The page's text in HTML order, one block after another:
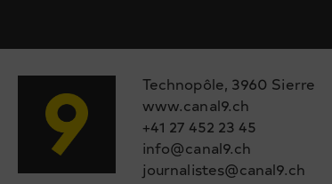
Technopôle, 3960 Sierre
www.canal9.ch
+41 27 452 23 45
info@canal9.ch
journalistes@canal9.ch